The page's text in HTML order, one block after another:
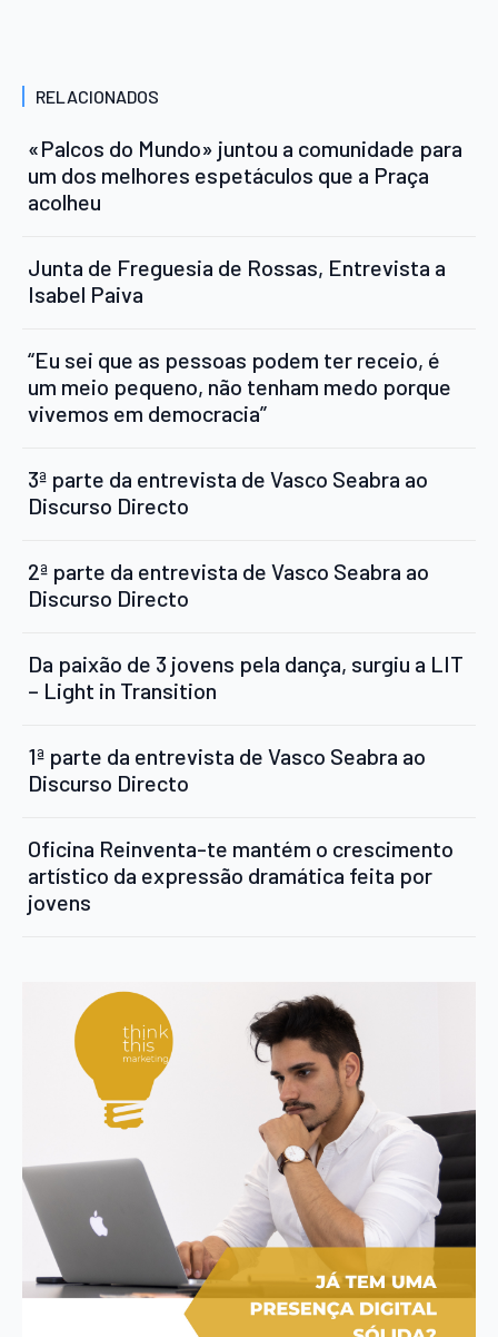
RELACIONADOS
«Palcos do Mundo» juntou a comunidade para
um dos melhores espetáculos que a Praça
acolheu
Junta de Freguesia de Rossas, Entrevista a
Isabel Paiva
“Eu sei que as pessoas podem ter receio, é
um meio pequeno, não tenham medo porque
vivemos em democracia”
3ª parte da entrevista de Vasco Seabra ao
Discurso Directo
2ª parte da entrevista de Vasco Seabra ao
Discurso Directo
Da paixão de 3 jovens pela dança, surgiu a LIT
– Light in Transition
1ª parte da entrevista de Vasco Seabra ao
Discurso Directo
Oficina Reinventa-te mantém o crescimento
artístico da expressão dramática feita por
jovens